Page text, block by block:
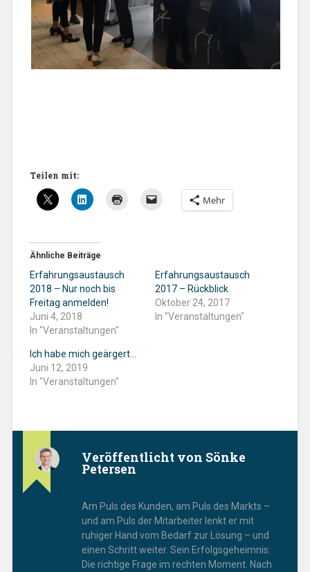
Teilen mit:
Mehr
Ähnliche Beiträge
Erfahrungsaustausch
2018 – Nur noch bis
Freitag anmelden!
Juni 4, 2018
In "Veranstaltungen"
Erfahrungsaustausch
2017 – Rückblick
Oktober 24, 2017
In "Veranstaltungen"
Ich habe mich geärgert…
Juni 12, 2019
In "Veranstaltungen"
Veröffentlicht von Sönke
Petersen
Am Puls des Kunden, am Puls des Markts –
und am Puls der Mitarbeiter lenkt er mit
ruhiger Hand vom Bedarf zur Lösung – und
einen Schritt weiter. Sein Erfolgsgeheimnis:
Die richtige Frage im rechten Moment. Nach